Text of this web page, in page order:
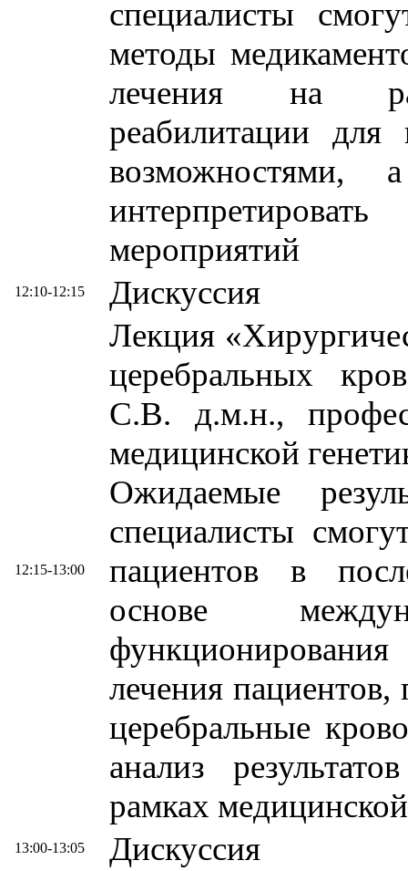
специалисты
методы
лечения на
реабилитации для
возможностями,
мероприятий
12:10-12:15 Дискуссия
12:15-13:00
Лекция
церебральных
С.В. д.м.н.,
медицинской
Ожидаемые
специалисты
пациентов в
основе
лечения пациентов,
церебральные
анализ
рамках
13:00-13:05 Дискуссия